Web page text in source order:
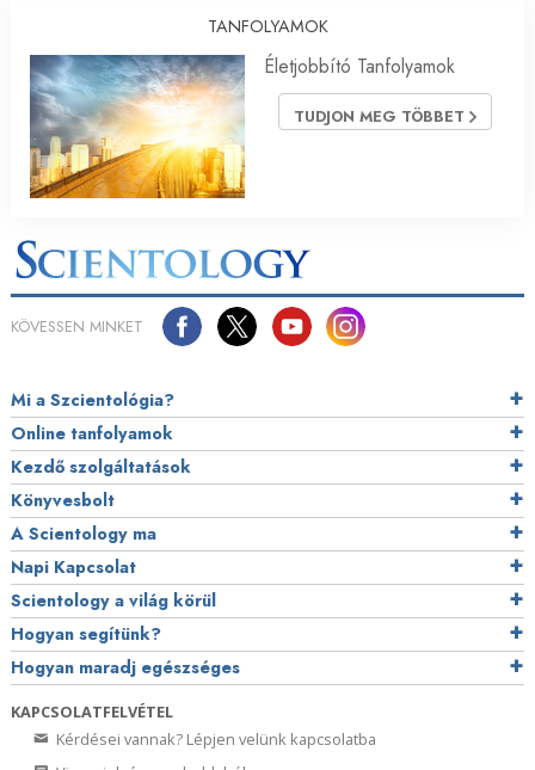
TANFOLYAMOK
Életjobbító Tanfolyamok
TUDJON MEG TÖBBET
KÖVESSEN MINKET
Mi a Szcientológia?
Online tanfolyamok
Kezdő szolgáltatások
Könyvesbolt
A Scientology ma
Napi Kapcsolat
Scientology a világ körül
Hogyan segítünk?
Hogyan maradj egészséges
KAPCSOLATFELVÉTEL
Kérdései vannak? Lépjen velünk kapcsolatba